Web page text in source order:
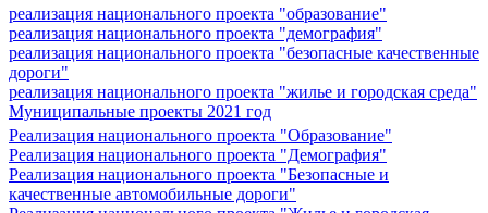
реализация национального проекта "образование"
реализация национального проекта "демография"
реализация национального проекта "безопасные качественные
дороги"
реализация национального проекта "жилье и городская среда"
Муниципальные проекты 2021 год
Реализация национального проекта "Образование"
Реализация национального проекта "Демография"
Реализация национального проекта "Безопасные и
качественные автомобильные дороги"